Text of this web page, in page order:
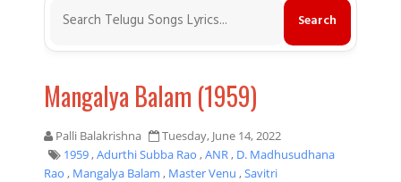
Mangalya Balam (1959)
Palli Balakrishna
Tuesday, June 14, 2022
1959,Adurthi Subba Rao ,ANR, D. Madhusudhana
Rao , Mangalya Balam , Master Venu ,Savitri